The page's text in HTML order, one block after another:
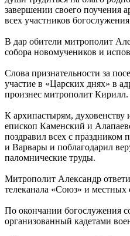
завершении своего поучения
всех участников
В дар обители митрополит
собора новомучеников и
Слова признательности за
участие в «Царских днях» в
произнес митрополит Кирилл.
К архипастырям, духовенству
епископ Каменский и
поздравил всех с праздником
и Варвары и поблагодарил
паломнические труды.
Митрополит Александр
телеканала «Союз» и
По окончании богослужения
организованный кадетами